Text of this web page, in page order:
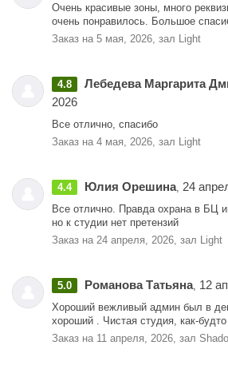
Очень красивые зоны, много
очень понравилось. Большое
Заказ на 5 мая, 2026, зал Light
4.8 Лебедева Маргарита
2026
Все отлично, спасибо
Заказ на 4 мая, 2026, зал Light
4.4 Юлия Орешина, 24
Все отлично. Правда охрана в БЦ
но к студии нет претензий
Заказ на 24 апреля, 2026, зал Light
5.0 Романова Татьяна, 12
Хороший вежливый админ был в
хороший . Чистая студия, как-будто
Заказ на 11 апреля, 2026, зал